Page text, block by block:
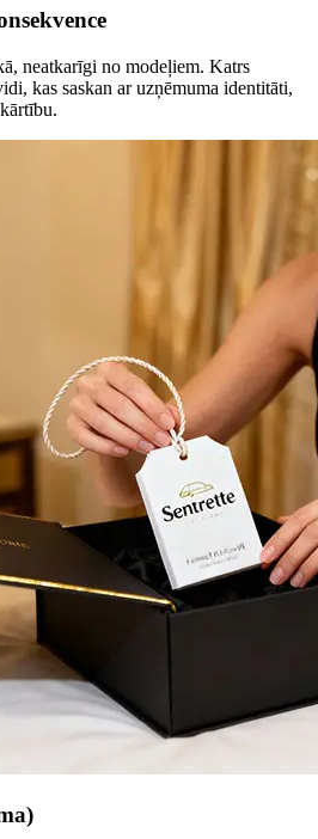
neatkarīgi no modeļiem. Katrs
kas saskan ar uzņēmuma identitāti,